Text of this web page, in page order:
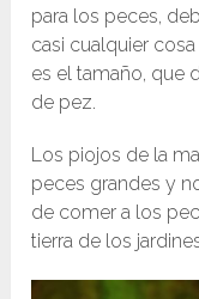
para los peces,
casi cualquier
es el tamaño, que
de pez.
Los piojos de la
peces grandes y
de comer a los
tierra de los